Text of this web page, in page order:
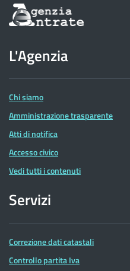
Informazioni
sul
dell'Agenzia
delle
Entrate
L'Agenzia
Chi siamo
Amministrazione trasparente
Atti di notifica
Accesso civico
Vedi tutti i contenuti
Servizi
Correzione dati catastali
Controllo partita Iva